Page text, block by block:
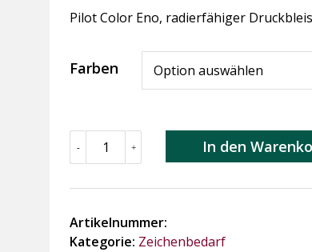
Pilot Color Eno, radierfähiger
Farben
Color
- + In den
Artikelnummer:
Kategorie: Zeichenbedarf